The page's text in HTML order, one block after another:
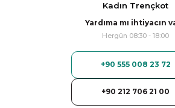
Kadın Trençkot
Yardıma mı ihtiyacın
Hergün 08:30 - 18:00
+90 555 008 23 72
+90 212 706 21 00